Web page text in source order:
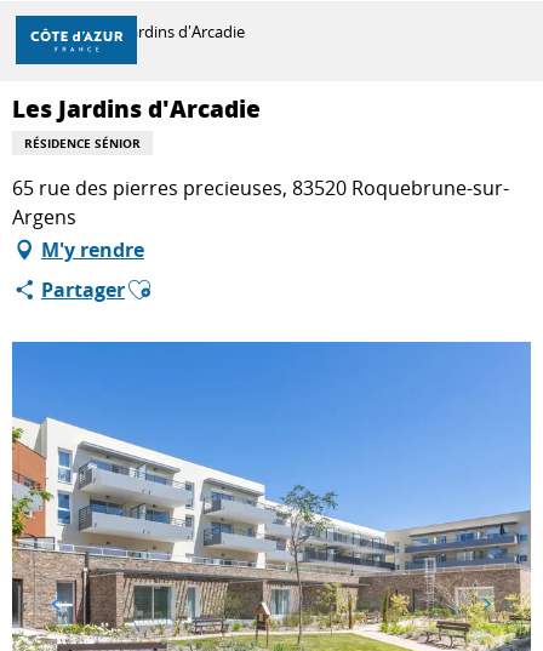
Aller
contenu
principal
DÉCOUVRIR
À FAIRE
SÉJOURNER
Accueil Les Jardins d'Arcadie
Les Jardins d'Arcadie
RÉSIDENCE SÉNIOR
65 rue des pierres precieuses, 83520 Roquebrune-sur-
Argens
M'y rendre
PartagerAjouter aux favoris